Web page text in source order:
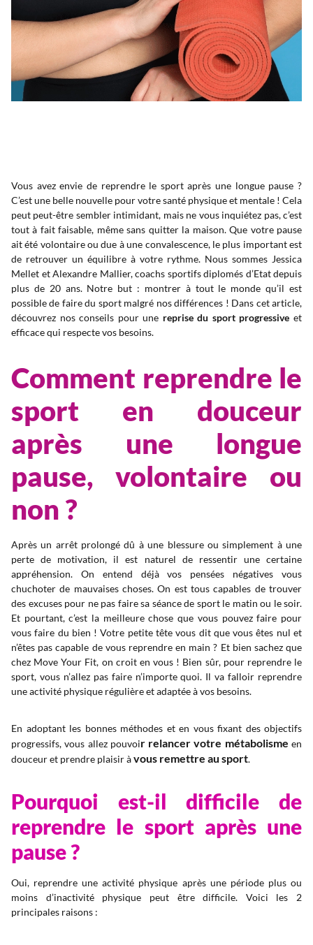
Vous avez envie de reprendre le sport après une longue pause ?
C’est une belle nouvelle pour votre santé physique et mentale ! Cela
peut peut-être sembler intimidant, mais ne vous inquiétez pas, c’est
tout à fait faisable, même sans quitter la maison. Que votre pause
ait été volontaire ou due à une convalescence, le plus important est
de retrouver un équilibre à votre rythme. Nous sommes Jessica
Mellet et Alexandre Mallier, coachs sportifs diplomés d’Etat depuis
plus de 20 ans. Notre but : montrer à tout le monde qu’il est
possible de faire du sport malgré nos différences ! Dans cet article,
découvrez nos conseils pour une reprise du sport progressive et
efficace qui respecte vos besoins.
Comment reprendre le
sport en douceur
après une longue
pause, volontaire ou
non ?
Après un arrêt prolongé dû à une blessure ou simplement à une
perte de motivation, il est naturel de ressentir une certaine
appréhension. On entend déjà vos pensées négatives vous
chuchoter de mauvaises choses. On est tous capables de trouver
des excuses pour ne pas faire sa séance de sport le matin ou le soir.
Et pourtant, c’est la meilleure chose que vous pouvez faire pour
vous faire du bien ! Votre petite tête vous dit que vous êtes nul et
n’êtes pas capable de vous reprendre en main ? Et bien sachez que
chez Move Your Fit, on croit en vous ! Bien sûr, pour reprendre le
sport, vous n’allez pas faire n’importe quoi. Il va falloir reprendre
une activité physique régulière et adaptée à vos besoins.
En adoptant les bonnes méthodes et en vous fixant des objectifs
progressifs, vous allez pouvoir relancer votre métabolisme en
douceur et prendre plaisir àvous remettre au sport.
Pourquoi est-il difficile de
reprendre le sport après une
pause ?
Oui, reprendre une activité physique après une période plus ou
moins d’inactivité physique peut être difficile. Voici les 2
principales raisons :